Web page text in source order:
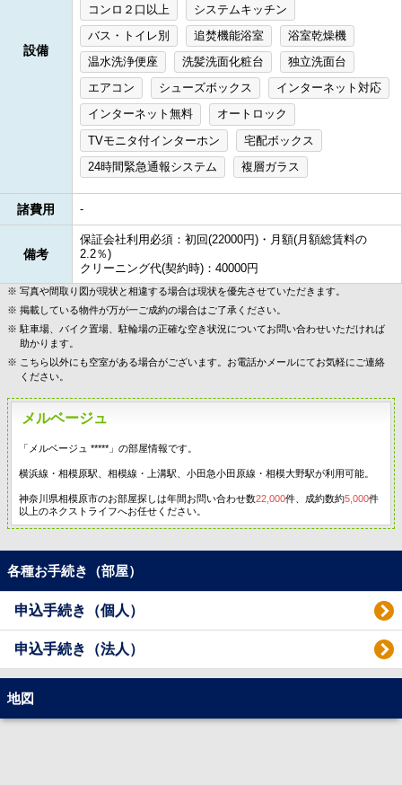
設備
コンロ２口以上
システムキッチン
バス・トイレ別
追焚機能浴室
浴室乾燥機
温水洗浄便座
洗髪洗面化粧台
独立洗面台
エアコン
シューズボックス
インターネット対応
インターネット無料
オートロック
TVモニタ付インターホン
宅配ボックス
24時間緊急通報システム
複層ガラス
諸費用 -
備考
保証会社利用必須：初回(22000円)・月額(月額総賃料の
2.2％)
クリーニング代(契約時)：40000円
写真や間取り図が現状と相違する場合は現状を優先させていただきます。
掲載している物件が万が一ご成約の場合はご了承ください。
駐車場、バイク置場、駐輪場の正確な空き状況についてお問い合わせいただければ
助かります。
こちら以外にも空室がある場合がございます。お電話かメールにてお気軽にご連絡
ください。
メルベージュ
「メルベージュ *****」の部屋情報です。
横浜線・相模原駅、相模線・上溝駅、小田急小田原線・相模大野駅が利用可能。
神奈川県相模原市のお部屋探しは年間お問い合わせ数22,000件、成約数約5,000件
以上のネクストライフへお任せください。
各種お手続き（部屋）
申込手続き（個人）
申込手続き（法人）
地図